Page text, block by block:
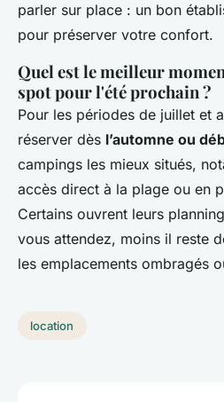
parler sur place : un bon
pour préserver votre confort.
Quel est le meilleur
spot pour l'été prochain ?
Pour les périodes de juillet et
réserver dès l’automne ou
campings les mieux situés,
accès direct à la plage ou en
Certains ouvrent leurs
vous attendez, moins il reste
les emplacements ombragés
location